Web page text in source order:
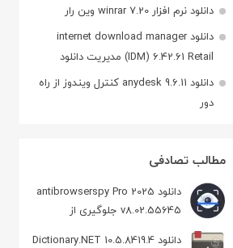
دانلود نرم افزار winrar 7.20 وین رار
دانلود internet download manager
(IDM) 6.42.61 Retail مدیریت دانلود
دانلود anydesk 9.6.11 کنترل ویندوز از راه
دور
مطالب تصادفی
دانلود antibrowserspy Pro 2025
v8.02.55645 جلوگیری از
جاسوسی از طریق مرورگر
دانلود Dictionary.NET 10.5.8419.4